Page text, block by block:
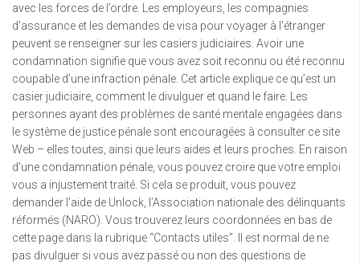
avec les forces de l’ordre. Les employeurs, les compagnies
d’assurance et les demandes de visa pour voyager à l’étranger
peuvent se renseigner sur les casiers judiciaires. Avoir une
condamnation signifie que vous avez soit reconnu ou été reconnu
coupable d’une infraction pénale. Cet article explique ce qu’est un
casier judiciaire, comment le divulguer et quand le faire. Les
personnes ayant des problèmes de santé mentale engagées dans
le système de justice pénale sont encouragées à consulter ce site
Web – elles toutes, ainsi que leurs aides et leurs proches. En raison
d’une condamnation pénale, vous pouvez croire que votre emploi
vous a injustement traité. Si cela se produit, vous pouvez
demander l’aide de Unlock, l’Association nationale des délinquants
réformés (NARO). Vous trouverez leurs coordonnées en bas de
cette page dans la rubrique “Contacts utiles”. Il est normal de ne
pas divulguer si vous avez passé ou non des questions de